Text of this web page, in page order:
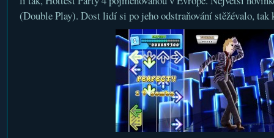
(Double Play). Dost lidí si po jeho odstraňování stěžévalo, tak